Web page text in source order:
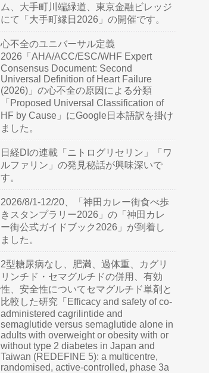
ム、大手町川端緑道、東京金融ビレッジ
にて「大手町縁日2026」の開催です。
心不全のユニバーサル定義
2026「AHA/ACC/ESC/WHF Expert
Consensus Document: Second
Universal Definition of Heart Failure
(2026)」の心不全の原因による分類
「Proposed Universal Classification of
HF by Cause」にGoogle日本語訳を掛け
ました。
日経DIの連載「ニトログリセリン」「ワ
ルファリン」の発見秘話が興味深いで
す。
2026/8/1-12/20、「神田カレー街食べ歩
きスタンプラリー2026」の「神田カレ
ー街公式ガイドブック2026」が到着し
ました。
2型糖尿病なし、肥満、過体重、カグリ
リンチド・セマグルチドの併用、有効
性、安全性についてセマグルチド単剤と
比較した研究「Efficacy and safety of co-
administered cagrilintide and
semaglutide versus semaglutide alone in
adults with overweight or obesity with or
without type 2 diabetes in Japan and
Taiwan (REDEFINE 5): a multicentre,
randomised, active-controlled, phase 3a